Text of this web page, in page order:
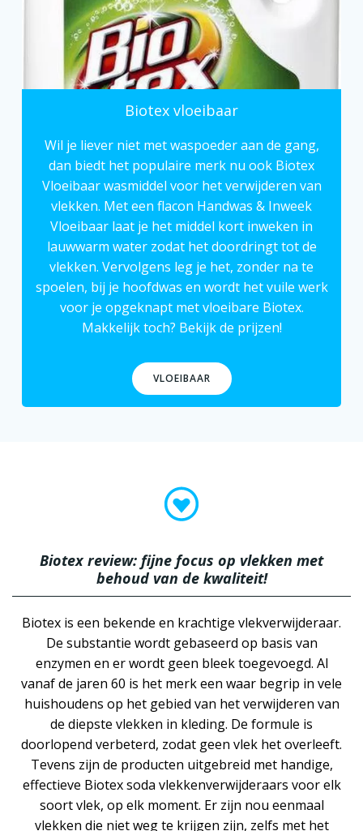
Biotex vloeibaar
Wil je liever niet met waspoeder aan de gang,
dan biedt het populaire merk nu ook Biotex
Vloeibaar wasmiddel voor het verwijderen van
vlekken. Met een flacon Handwas & Inweek
Vloeibaar laat je het middel kort inweken in
lauwwarm water zodat het doordringt tot de
vlekken. Vervolgens leg je het, zonder na te
spoelen, bij je hoofdwas en wordt het vuile werk
voor je opgeknapt met vloeibare Biotex.
Makkelijk toch? Bekijk de prijzen!
VLOEIBAAR
Biotex review: fijne focus op vlekken met
behoud van de kwaliteit!
Biotex is een bekende en krachtige vlekverwijderaar.
De substantie wordt gebaseerd op basis van
enzymen en er wordt geen bleek toegevoegd. Al
vanaf de jaren 60 is het merk een waar begrip in vele
huishoudens op het gebied van het verwijderen van
de diepste vlekken in kleding. De formule is
doorlopend verbeterd, zodat geen vlek het overleeft.
Tevens zijn de producten uitgebreid met handige,
effectieve Biotex soda vlekkenverwijderaars voor elk
soort vlek, op elk moment. Er zijn nou eenmaal
vlekken die niet weg te krijgen zijn, zelfs met het